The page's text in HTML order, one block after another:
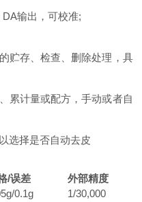
输出，可校准;
贮存、检查、删除处理，具
累计量或配方，手动或者自
选择是否自动去皮
/误差
外部精度
0.1g
1/30,000